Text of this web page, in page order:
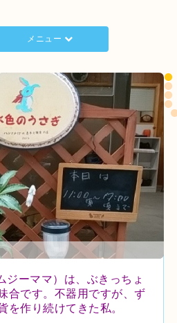
メニュー
ジーママ）は、ぶきっちょ
合です。不器用ですが、ず
を作り続けてきた私。